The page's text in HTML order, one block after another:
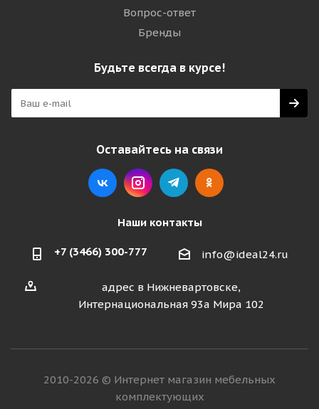
Вопрос-ответ
Бренды
Будьте всегда в курсе!
Оставайтесь на связи
Наши контакты
+7 (3466) 300-777 info@ideal24.ru
адрес в Нижневартовске,
Интернациональная 93а Мира 102
2010-2026 © Интернет магазин мебельных
комплектующих